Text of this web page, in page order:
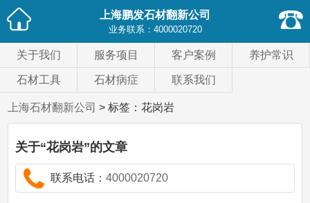
上海鹏发石材翻新公司
业务联系： 4000020720
关于我们 服务项目 客户案例 养护常识
石材工具 石材病症 联系我们
上海石材翻新公司 > 标签：花岗岩
关于“花岗岩”的文章
联系电话：4000020720